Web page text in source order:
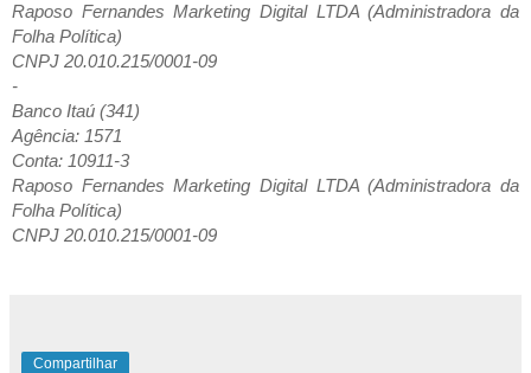
Raposo Fernandes Marketing Digital LTDA (Administradora da
Folha Política)
CNPJ 20.010.215/0001-09
-
Banco Itaú (341)
Agência: 1571
Conta: 10911-3
Raposo Fernandes Marketing Digital LTDA (Administradora da
Folha Política)
CNPJ 20.010.215/0001-09
Compartilhar